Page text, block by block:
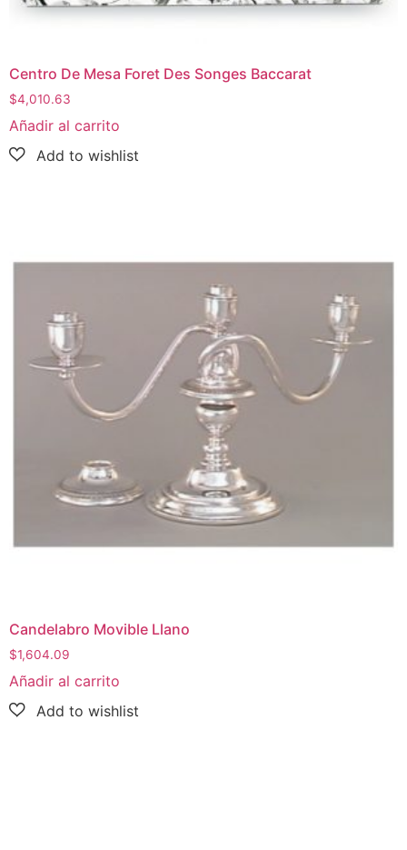
Centro De Mesa Foret Des Songes Baccarat
$4,010.63
Añadir al carrito
Candelabro Movible Llano
$1,604.09
Añadir al carrito